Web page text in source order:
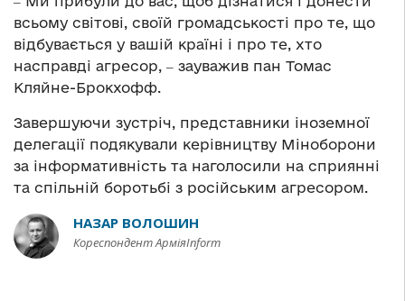
всьому світові, своїй громадськості про те, що
відбувається у вашій країні і про те, хто
насправді агресор, ‒ зауважив пан Томас
Кляйне-Брокхофф.
Завершуючи зустріч, представники іноземної
делегації подякували керівництву Міноборони
за інформативність та наголосили на сприянні
та спільній боротьбі з російським агресором.
НАЗАР ВОЛОШИН
Кореспондент АрміяInform